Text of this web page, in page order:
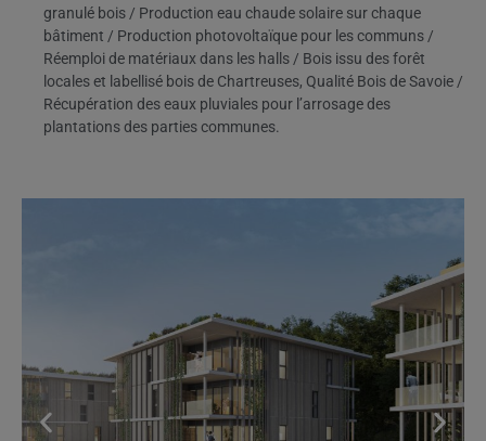
granulé bois / Production eau chaude solaire sur chaque
bâtiment / Production photovoltaïque pour les communs /
Réemploi de matériaux dans les halls / Bois issu des forêt
locales et labellisé bois de Chartreuses, Qualité Bois de Savoie /
Récupération des eaux pluviales pour l’arrosage des
plantations des parties communes.